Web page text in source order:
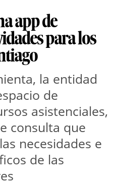
app de
para los
la entidad
de
asistenciales,
consulta que
necesidades e
de las